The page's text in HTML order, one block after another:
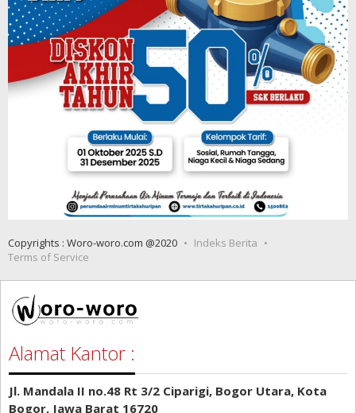
Copyrights : Woro-woro.com @2020
Indeks Berita
Terms of Service
Alamat Kantor :
Jl. Mandala II no.48 Rt 3/2 Ciparigi, Bogor Utara, Kota
Bogor, Jawa Barat 16720